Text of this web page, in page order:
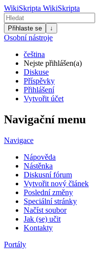
WikiSkripta WikiSkripta
Přihlaste se ↓
Osobní nástroje
čeština
Nejste přihlášen(a)
Diskuse
Příspěvky
Přihlášení
Vytvořit účet
Navigační menu
Navigace
Nápověda
Nástěnka
Diskusní fórum
Vytvořit nový článek
Poslední změny
Speciální stránky
Načíst soubor
Jak (se) učit
Kontakty
Portály